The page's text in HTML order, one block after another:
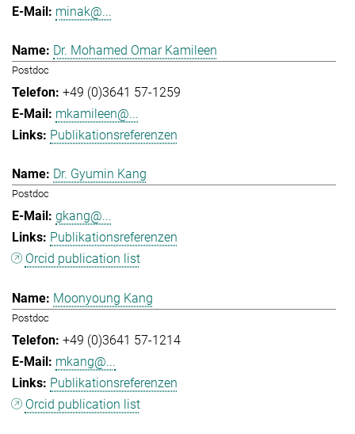
minak@...
Dr. Mohamed Omar Kamileen
Postdoc
+49 (0)3641 57-1259
mkamileen@...
Publikationsreferenzen
Dr. Gyumin Kang
Postdoc
gkang@...
Publikationsreferenzen
Orcid publication list
Moonyoung Kang
Postdoc
+49 (0)3641 57-1214
mkang@...
Publikationsreferenzen
Orcid publication list